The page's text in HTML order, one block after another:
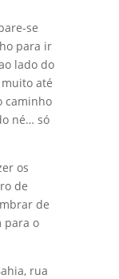
se
para ir
lado do
até
caminho
né… só
os
de
de
para o
rua